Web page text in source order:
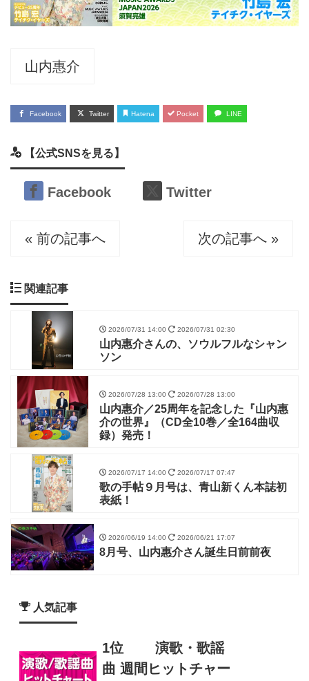
山内惠介
Facebook Twitter Hatena Pocket LINE
【公式SNSを見る】
Facebook Twitter
« 前の記事へ 次の記事へ »
関連記事
2026/07/31 14:00 2026/07/31 02:30
山内惠介さんの、ソウルフルなシャン
ソン
2026/07/28 13:00 2026/07/28 13:00
山内惠介／25周年を記念した『山内惠
介の世界』（CD全10巻／全164曲収
録）発売！
2026/07/17 14:00 2026/07/17 07:47
歌の手帖９月号は、青山新くん本誌初
表紙！
2026/06/19 14:00 2026/06/21 17:07
8月号、山内惠介さん誕生日前前夜
人気記事
1位
演歌・歌謡
曲 週間ヒットチャー